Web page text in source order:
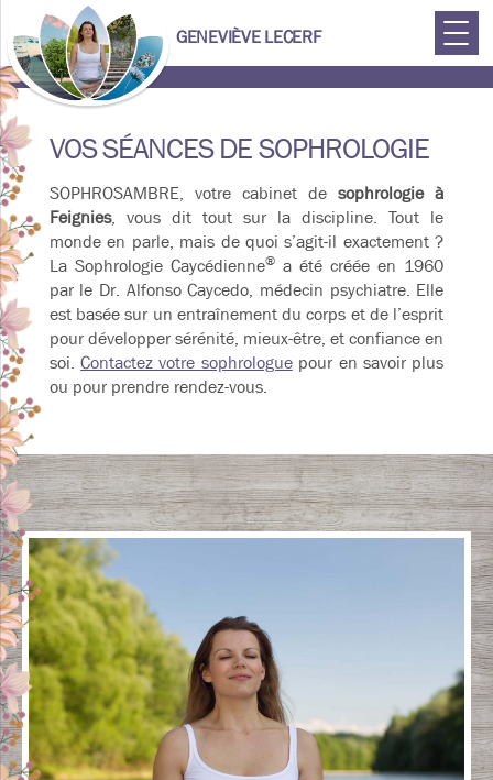
Geneviève
Lecerf
GENEVIÈVE LECERF
VOS SÉANCES DE SOPHROLOGIE
SOPHROSAMBRE, votre cabinet de sophrologie à
Feignies, vous dit tout sur la discipline. Tout le
monde en parle, mais de quoi s’agit-il exactement ?
La Sophrologie Caycédienne®a été créée en 1960
par le Dr. Alfonso Caycedo, médecin psychiatre. Elle
est basée sur un entraînement du corps et de l’esprit
pour développer sérénité, mieux-être, et confiance en
soi.Contactez votre sophrologuepour en savoir plus
ou pour prendre rendez-vous.